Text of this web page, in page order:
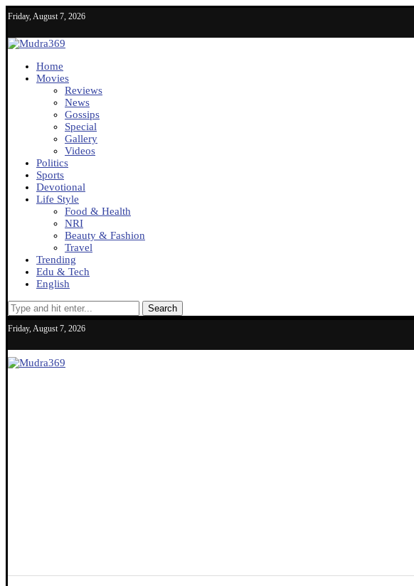
Friday, August 7, 2026
Home
Movies
Reviews
News
Gossips
Special
Gallery
Videos
Politics
Sports
Devotional
Life Style
Food & Health
NRI
Beauty & Fashion
Travel
Trending
Edu & Tech
English
Search
Friday, August 7, 2026